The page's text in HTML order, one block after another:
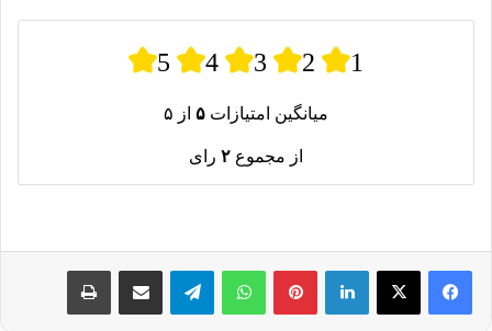
5 4 3 2 1
میانگین امتیازات ۵ از ۵
از مجموع ۲ رای
لینکدین پینترستواتس آپ تلگرام اشتراک گذاری از طریق ایمیل چاپ